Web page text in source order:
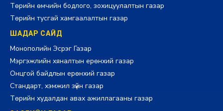
Төрийн өмчийн бодлого, зохицуулалтын газар
Төрийн тусгай хамгаалалтын газар
ШАДАР САЙД
Монополийн Эсрэг Газар
Мэргэжлийн хяналтын ерөнхий газар
Онцгой байдлын ерөнхий газар
Стандарт, хэмжил зүйн газар
Төрийн худалдан авах ажиллагааны газар